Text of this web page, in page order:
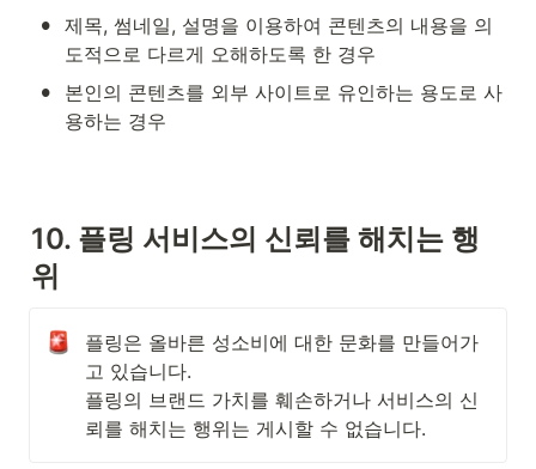
• 제목, 썸네일, 설명을 이용하여 콘텐츠의 내용을 의
도적으로 다르게 오해하도록 한 경우
•
본인의 콘텐츠를 외부 사이트로 유인하는 용도로 사
용하는 경우
10. 플링 서비스의 신뢰를 해치는 행
위
플링은 올바른 성소비에 대한 문화를 만들어가
고 있습니다.
플링의 브랜드 가치를 훼손하거나 서비스의 신
뢰를 해치는 행위는 게시할 수 없습니다.